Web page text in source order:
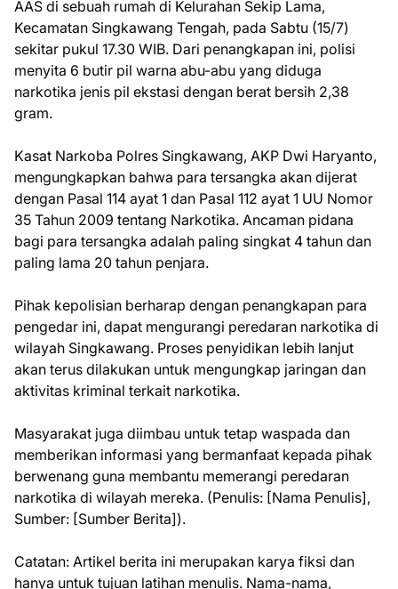
AAS di sebuah rumah di Kelurahan Sekip Lama,
Kecamatan Singkawang Tengah, pada Sabtu (15/7)
sekitar pukul 17.30 WIB. Dari penangkapan ini, polisi
menyita 6 butir pil warna abu-abu yang diduga
narkotika jenis pil ekstasi dengan berat bersih 2,38
gram.
Kasat Narkoba Polres Singkawang, AKP Dwi Haryanto,
mengungkapkan bahwa para tersangka akan dijerat
dengan Pasal 114 ayat 1 dan Pasal 112 ayat 1 UU Nomor
35 Tahun 2009 tentang Narkotika. Ancaman pidana
bagi para tersangka adalah paling singkat 4 tahun dan
paling lama 20 tahun penjara.
Pihak kepolisian berharap dengan penangkapan para
pengedar ini, dapat mengurangi peredaran narkotika di
wilayah Singkawang. Proses penyidikan lebih lanjut
akan terus dilakukan untuk mengungkap jaringan dan
aktivitas kriminal terkait narkotika.
Masyarakat juga diimbau untuk tetap waspada dan
memberikan informasi yang bermanfaat kepada pihak
berwenang guna membantu memerangi peredaran
narkotika di wilayah mereka. (Penulis: [Nama Penulis],
Sumber: [Sumber Berita]).
Catatan: Artikel berita ini merupakan karya fiksi dan
hanya untuk tujuan latihan menulis. Nama-nama,